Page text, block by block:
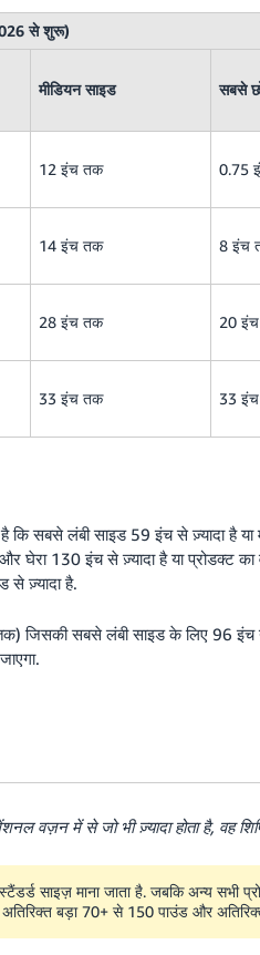
से शुरू)
मीडियन साइड सबसे
12 इंच तक 0.75
14 इंच तक 8 इंच
28 इंच तक 20
33 इंच तक 33
कि सबसे लंबी साइड 59 इंच से ज़्यादा है
और घेरा 130 इंच से ज़्यादा है या
से ज़्यादा है.
जिसकी सबसे लंबी साइड के लिए 96
वज़न में से जो भी ज़्यादा होता है, वह
साइज़ माना जाता है. जबकि अन्य सभी
बड़ा 70+ से 150 पाउंड और